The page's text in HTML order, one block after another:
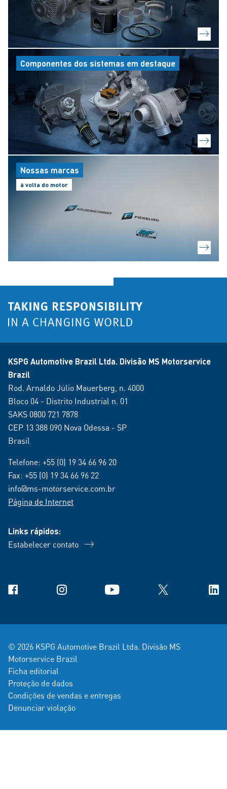
Componentes dos sistemas em destaque
Nossas marcas
à volta do motor
KSPG Automotive Brazil Ltda. Divisão MS Motorservice
Brazil
Rod. Arnaldo Júlio Mauerberg, n. 4000
Bloco 04 - Distrito Industrial n. 01
SAKS 0800 721 7878
CEP 13 388 090 Nova Odessa - SP
Brasil
Telefone: +55 (0) 19 34 66 96 20
Fax: +55 (0) 19 34 66 96 22
info@ms-motorservice.com.br
Página de Internet
Links rápidos:
Estabelecer contato
Facebook Instagram YouTube X
© 2026 KSPG Automotive Brazil Ltda. Divisão MS
Motorservice Brazil
Ficha editorial
Proteção de dados
Condições de vendas e entregas
Denunciar violação